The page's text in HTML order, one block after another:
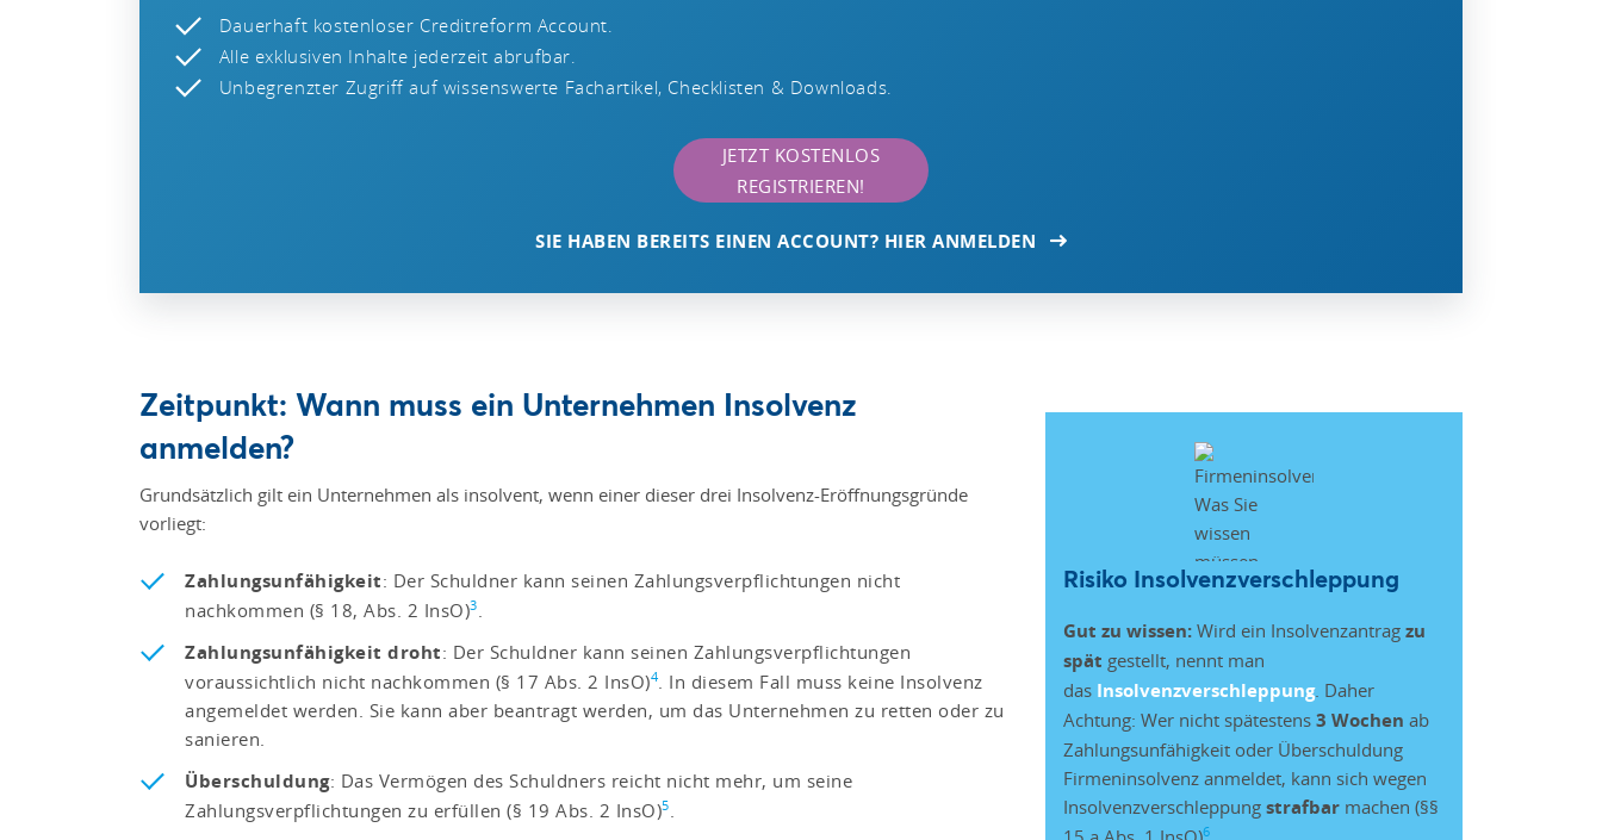
Dauerhaft kostenloser Creditreform Account.
Alle exklusiven Inhalte jederzeit abrufbar.
Unbegrenzter Zugriff auf wissenswerte Fachartikel, Checklisten & Downloads.
JETZT KOSTENLOS
REGISTRIEREN!
SIE HABEN BEREITS EINEN ACCOUNT? HIER ANMELDEN
Zeitpunkt: Wann muss ein Unternehmen Insolvenz
anmelden?
Grundsätzlich gilt ein Unternehmen als insolvent, wenn einer dieser drei Insolvenz-Eröffnungsgründe
vorliegt:
Zahlungsunfähigkeit: Der Schuldner kann seinen Zahlungsverpflichtungen nicht
nachkommen (§ 18, Abs. 2 InsO)3.
Zahlungsunfähigkeit droht: Der Schuldner kann seinen Zahlungsverpflichtungen
voraussichtlich nicht nachkommen (§ 17 Abs. 2 InsO)4. In diesem Fall muss keine Insolvenz
angemeldet werden. Sie kann aber beantragt werden, um das Unternehmen zu retten oder zu
sanieren.
Überschuldung: Das Vermögen des Schuldners reicht nicht mehr, um seine
Zahlungsverpflichtungen zu erfüllen (§ 19 Abs. 2 InsO)5.
Risiko Insolvenzverschleppung
Gut zu wissen: Wird ein Insolvenzantrag zu
spät gestellt, nennt man
das Insolvenzverschleppung. Daher
Achtung: Wer nicht spätestens 3 Wochen ab
Zahlungsunfähigkeit oder Überschuldung
Firmeninsolvenz anmeldet, kann sich wegen
Insolvenzverschleppung strafbar machen (§§
6